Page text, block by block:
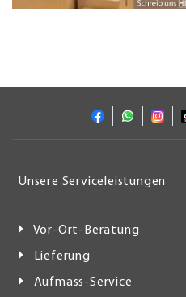
Unsere Serviceleistungen
Vor-Ort-Beratung
Lieferung
Aufmass-Service